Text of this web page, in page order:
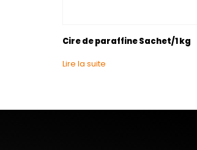
Cire de paraffine Sachet/1 kg
Lire la suite